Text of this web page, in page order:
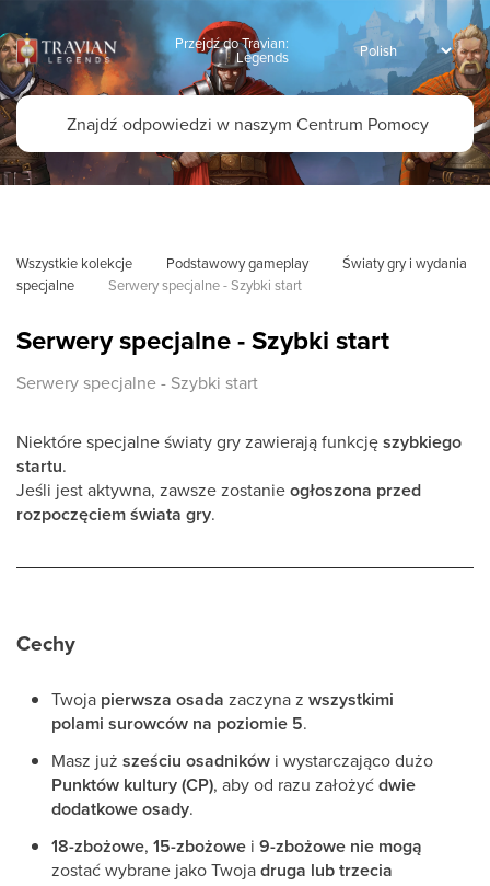
Przejdź do Travian:
Legends
Wszystkie kolekcje Podstawowy gameplay
Światy gry i wydania
specjalne
Serwery specjalne - Szybki start
Serwery specjalne - Szybki start
Serwery specjalne - Szybki start
Niektóre specjalne światy gry zawierają funkcjęszybkiego
startu.
Jeśli jest aktywna, zawsze zostanieogłoszona przed
rozpoczęciem świata gry.
Cechy
Twoja pierwsza osada zaczyna z wszystkimi
polami surowców na poziomie 5.
Masz już sześciu osadników i wystarczająco dużo
Punktów kultury (CP), aby od razu założyćdwie
dodatkowe osady.
18-zbożowe, 15-zbożowe i 9-zbożowe nie mogą
zostać wybrane jako Twojadruga lub trzecia